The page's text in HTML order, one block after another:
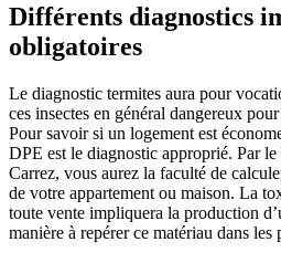
Différents diagnostics
obligatoires
Le diagnostic termites aura pour
ces insectes en général dangereux
Pour savoir si un logement est
DPE est le diagnostic approprié. Par
Carrez, vous aurez la faculté de
de votre appartement ou maison. La
toute vente impliquera la production
manière à repérer ce matériau dans les